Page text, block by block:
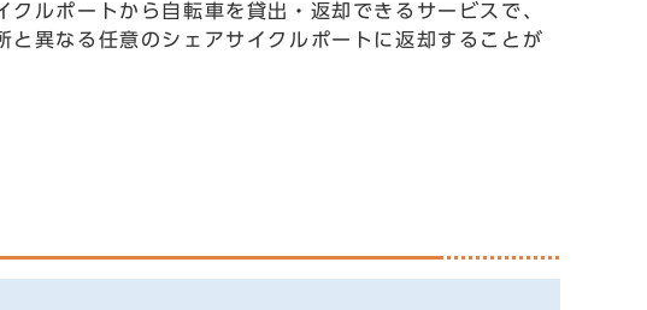
ルポートから自転車を貸出・返却できるサービスで、
と異なる任意のシェアサイクルポートに返却することが